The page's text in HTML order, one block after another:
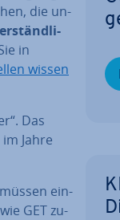
die un­
in
wissen
Das
Jahre
ein­
GET zu­